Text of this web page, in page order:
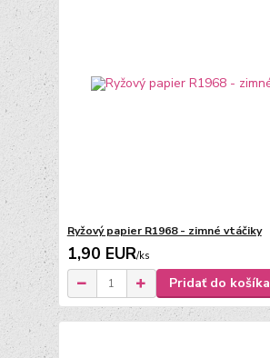
Ryžový papier R1968 - zimné vtáčiky
1,90 EUR/ks
Pridať do košíka